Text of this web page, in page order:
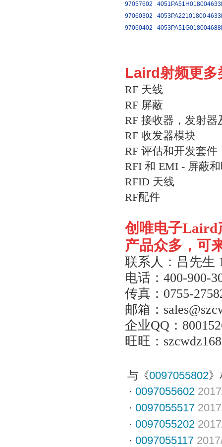
97057602 4051PA51H01800
97060302
4053PA22101800
97060402
4053PA51G01800
Laird射频更多
RF 天线
RF 屏蔽
RF 接收器，发射
RF 收发器模块
RF 评估和开发套件
RFI 和 EMI - 屏蔽
RFID 天线
RF配件
创唯电子Laird
产品众多，可
联系人：吕先生
电话： 400-900-
传真： 0755-
邮箱：
企业QQ ：
旺旺：
与《0097055802
· 0097055602
· 0097055517
· 0097055202
· 0097055117